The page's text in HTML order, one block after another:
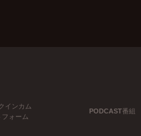
インカム
ォーム
PODCAST番組